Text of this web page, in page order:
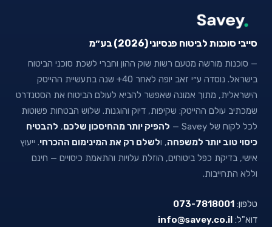
סייבי סוכנות לביטוח פנסיוני (2026) בע״מ
— סוכנות מורשה מטעם רשות שוק ההון וחברי לשכת סוכני הביטוח
בישראל. נוסדה ע״י זאב יופה לאחר 40+ שנה בתעשיית ההייטק
הישראלית, מתוך אמונה שאפשר להביא לעולם הביטוח את הסטנדרט
שמכתיב עולם ההייטק: שקיפות, דיוק והוגנות. שלוש הבטחות פשוטות
לכל לקוח של Savey —
להפיק יותר מהחיסכון שלכם, להבטיח
כיסוי טוב יותר למשפחה, ולשלם רק את המינימום ההכרחי. ייעוץ
אישי, בדיקת כפל ביטוחים, הוזלת עלויות והתאמת כיסויים — חינם
וללא התחייבות.
טלפון: 073-7818001
דוא"ל: info@savey.co.il